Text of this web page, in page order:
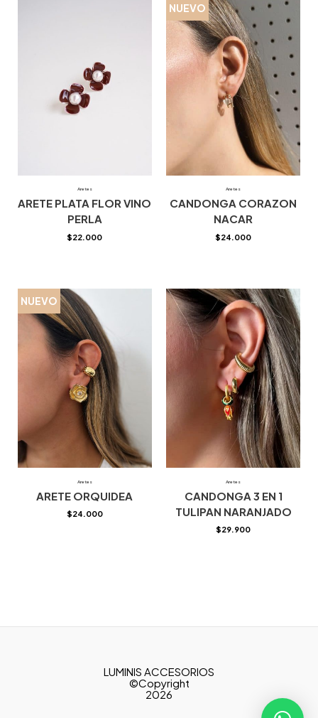
Aretes
ARETE PLATA FLOR VINO
PERLA
$22.000
NUEVO
Aretes
CANDONGA CORAZON
NACAR
$24.000
NUEVO
Aretes
ARETE ORQUIDEA
$24.000
Aretes
CANDONGA 3 EN 1
TULIPAN NARANJADO
$29.900
LUMINIS ACCESORIOS
©Copyright
2026